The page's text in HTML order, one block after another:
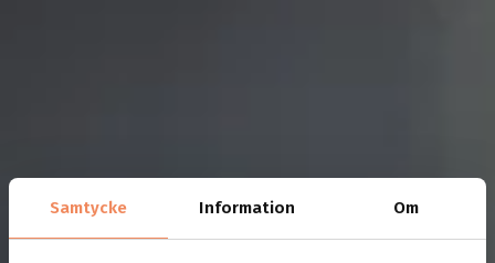
Samtycke Information Om